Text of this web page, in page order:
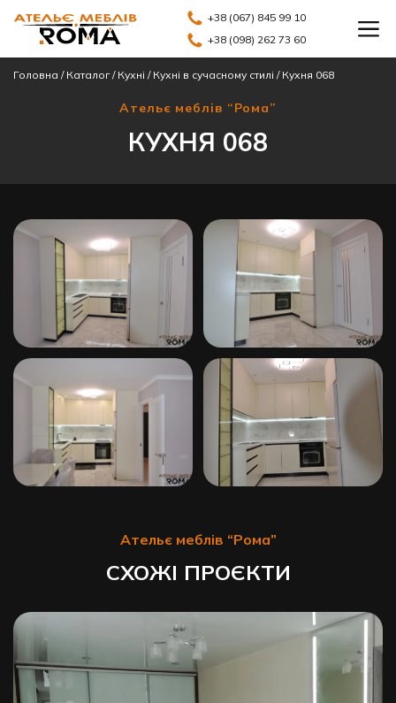
+38 (067) 845 99 10
+38 (098) 262 73 60
Головна / Каталог/ Кухні / Кухні в сучасному стилі / Кухня 068
Ательє меблів “Рома”
КУХНЯ 068
Ательє меблів “Рома”
СХОЖІ ПРОЄКТИ